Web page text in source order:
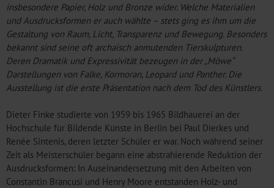
insbesondere Papier, Holz und Bronze wider. Welche Materialien
und Ausdrucksformen er auch wählte – stets ging es ihm um die
Gestaltung von Raum, Licht, Transparenz und Bewegung. Besonders
bekannt sind seine oft archaisch anmutenden Tierskulpturen.
Deren Dramatik und Expressivität bezeugen in der „Möwe“
Darstellungen von Falke, Kormoran, Leopard und Panther. Die
Ausstellung ist die erste Präsentation nach dem Tod des Künstlers.
Dieter Finke studierte von 1959 bis 1965 Bildhauerei an der
Hochschule für Bildende Künste in Berlin bei Paul Dierkes und
Renée Sintenis, deren letzter Schüler er war. Noch während seiner
Zeit als Meisterschüler begann eine abstrahierende Reduktion der
Ausdrucksformen: In Auseinandersetzung mit den Arbeiten von
Constantin Brancusi und Henry Moore entstanden Holz- und